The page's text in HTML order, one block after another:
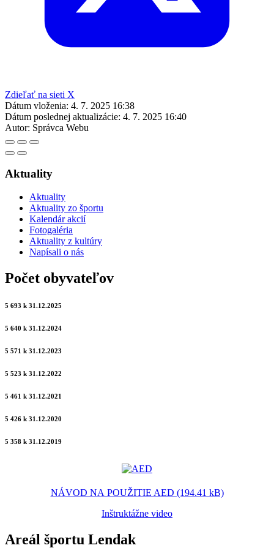
Zdieľať na sieti X
Dátum vloženia: 4. 7. 2025 16:38
Dátum poslednej aktualizácie: 4. 7. 2025 16:40
Autor: Správca Webu
Aktuality
Aktuality
Aktuality zo športu
Kalendár akcií
Fotogaléria
Aktuality z kultúry
Napísali o nás
Počet obyvateľov
5 693 k 31.12.2025
5 640 k 31.12.2024
5 571 k 31.12.2023
5 523 k 31.12.2022
5 461 k 31.12.2021
5 426 k 31.12.2020
5 358 k 31.12.2019
NÁVOD NA POUŽITIE AED (194.41 kB)
Inštruktážne video
Areál športu Lendak